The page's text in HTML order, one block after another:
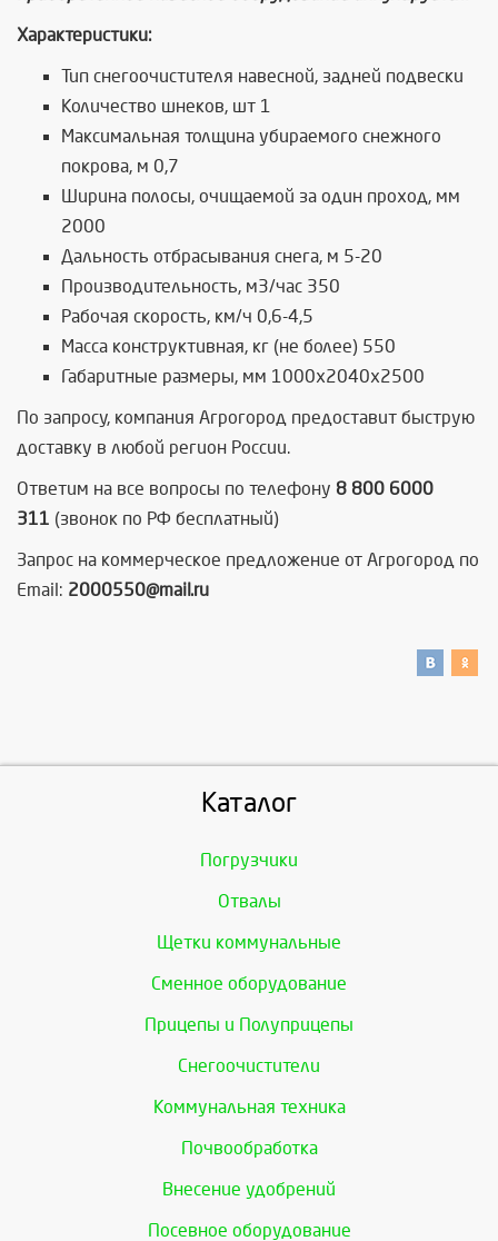
Характеристики:
Тип снегоочистителя навесной, задней подвески
Количество шнеков, шт 1
Максимальная толщина убираемого снежного
покрова, м 0,7
Ширина полосы, очищаемой за один проход, мм
2000
Дальность отбрасывания снега, м 5-20
Производительность, м3/час 350
Рабочая скорость, км/ч 0,6-4,5
Масса конструктивная, кг (не более) 550
Габаритные размеры, мм 1000х2040х2500
По запросу, компания Агрогород предоставит быструю
доставку в любой регион России.
Ответим на все вопросы по телефону 8 800 6000
311 (звонок по РФ бесплатный)
Запрос на коммерческое предложение от Агрогород по
Email: 2000550@mail.ru
Каталог
Погрузчики
Отвалы
Щетки коммунальные
Сменное оборудование
Прицепы и Полуприцепы
Снегоочистители
Коммунальная техника
Почвообработка
Внесение удобрений
Посевное оборудование